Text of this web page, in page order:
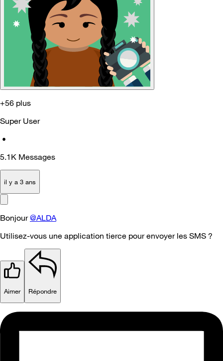
+56 plus
Super User
•
5.1K Messages
il y a 3 ans
Bonjour@ALDA
Utilisez-vous une application tierce pour envoyer les SMS ?
Aimer Répondre